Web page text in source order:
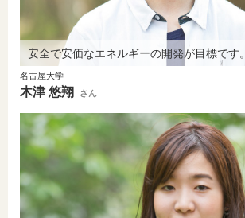
安全で安価なエネルギーの開発が目標です。
名古屋大学
木津 悠翔 さん